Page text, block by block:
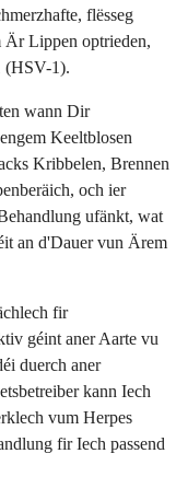
flësseg
Är Lippen optrieden,
(HSV-1).
wann Dir
Keeltblosen
Kribbelen, Brennen
och ier
ufänkt, wat
an d'Dauer vun Ärem
fir
géint aner Aarte vu
duerch aner
kann Iech
vum Herpes
fir Iech passend